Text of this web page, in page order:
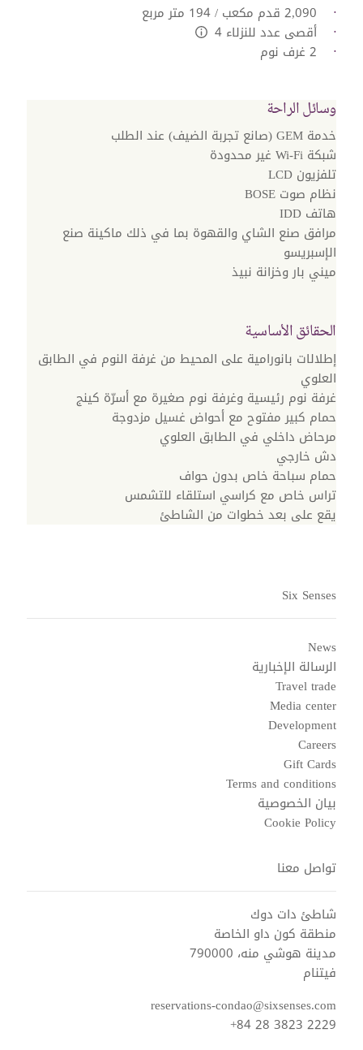
2,090 قدم مكعب / 194 متر مربع
أقصى عدد للنزلاء 4
2 غرف نوم
وسائل الراحة
خدمة GEM (صانع تجربة الضيف) عند الطلب
شبكة Wi-Fi غير محدودة
تلفزيون LCD
نظام صوت BOSE
هاتف IDD
مرافق صنع الشاي والقهوة بما في ذلك ماكينة صنع
الإسبريسو
ميني بار وخزانة نبيذ
الحقائق الأساسية
إطلالات بانورامية على المحيط من غرفة النوم في الطابق
العلوي
غرفة نوم رئيسية وغرفة نوم صغيرة مع أسرّة كينج
حمام كبير مفتوح مع أحواض غسيل مزدوجة
مرحاض داخلي في الطابق العلوي
دش خارجي
حمام سباحة خاص بدون حواف
تراس خاص مع كراسي استلقاء للتشمس
يقع على بعد خطوات من الشاطئ
Six Senses
News
الرسالة الإخبارية
Travel trade
Media center
Development
Careers
Gift Cards
Terms and conditions
بيان الخصوصية
Cookie Policy
تواصل معنا
شاطئ دات دوك
منطقة كون داو الخاصة
مدينة هوشي منه، 790000
فيتنام
reservations-condao@sixsenses.com
+84 28 3823 2229